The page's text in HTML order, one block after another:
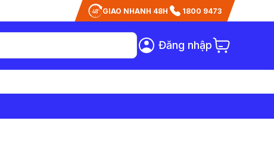
GIAO NHANH 48H 1800 9473
Đăng nhập